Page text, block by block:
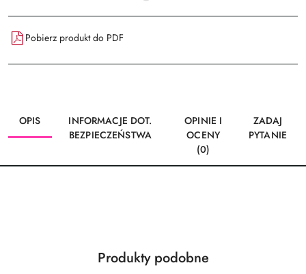
Pobierz produkt do PDF
OPIS
INFORMACJE DOT.
BEZPIECZEŃSTWA
OPINIE I
OCENY
(0)
ZADAJ
PYTANIE
Pomiń karuzelę produktów
Produkty
Produkty podobne